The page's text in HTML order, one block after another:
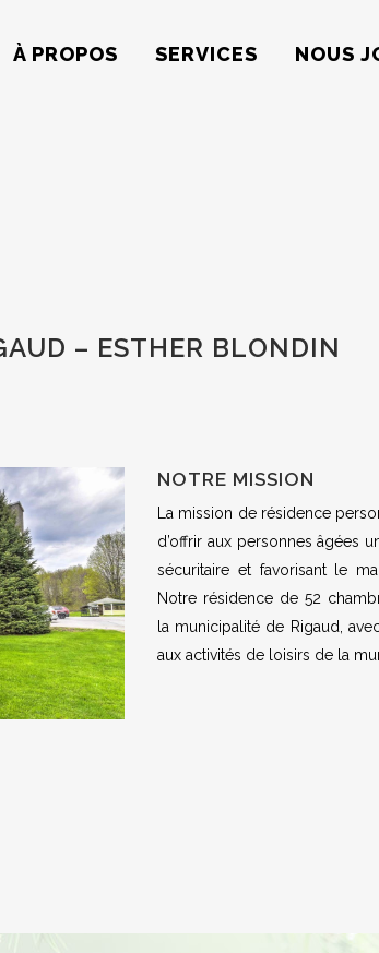
À PROPOS SERVICES NOUS
– ESTHER BLONDIN
NOTRE MISSION
La mission de résidence
d’offrir aux personnes âgées
sécuritaire et favorisant le
Notre résidence de 52
la municipalité de Rigaud,
aux activités de loisirs de la